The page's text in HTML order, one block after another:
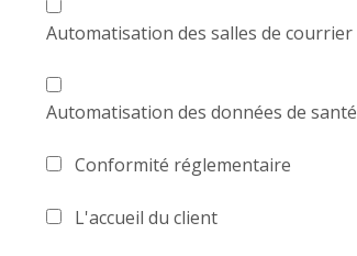
Automatisation des salles de courrier
Automatisation des données de santé
Conformité réglementaire
L'accueil du client